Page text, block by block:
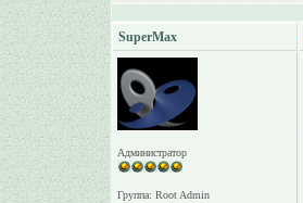
SuperMax
Администратор
Группа: Root Admin